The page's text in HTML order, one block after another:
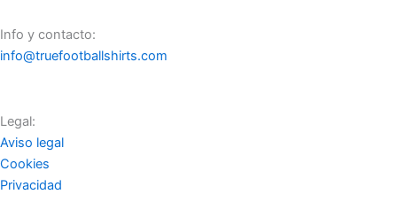
Info y contacto:
info@truefootballshirts.com
Legal:
Aviso legal
Cookies
Privacidad